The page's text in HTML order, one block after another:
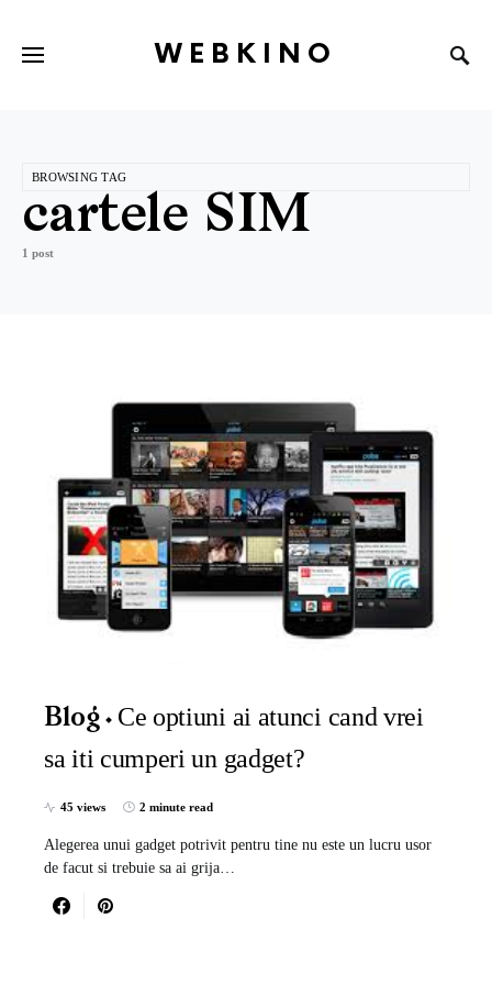
WEBKINO
BROWSING TAG
cartele SIM
1 post
Blog
Ce optiuni ai atunci cand vrei
sa iti cumperi un gadget?
45 views 2 minute read
Alegerea unui gadget potrivit pentru tine nu este un lucru usor
de facut si trebuie sa ai grija…